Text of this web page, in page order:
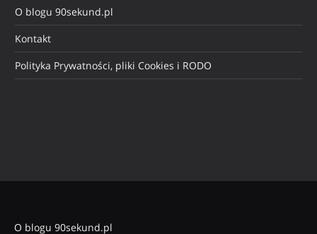
O blogu 90sekund.pl
Kontakt
Polityka Prywatności, pliki Cookies i RODO
O blogu 90sekund.pl